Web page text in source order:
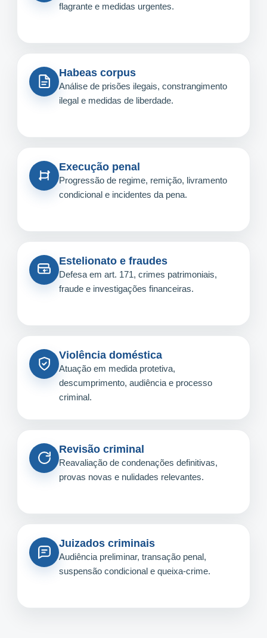
flagrante e medidas urgentes.
Habeas corpus
Análise de prisões ilegais, constrangimento
ilegal e medidas de liberdade.
Execução penal
Progressão de regime, remição, livramento
condicional e incidentes da pena.
Estelionato e fraudes
Defesa em art. 171, crimes patrimoniais,
fraude e investigações financeiras.
Violência doméstica
Atuação em medida protetiva,
descumprimento, audiência e processo
criminal.
Revisão criminal
Reavaliação de condenações definitivas,
provas novas e nulidades relevantes.
Juizados criminais
Audiência preliminar, transação penal,
suspensão condicional e queixa-crime.